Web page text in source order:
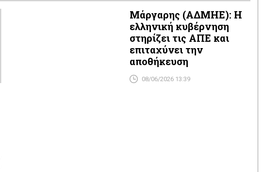
Μάργαρης (ΑΔΜΗΕ): Η
ελληνική κυβέρνηση
στηρίζει τις ΑΠΕ και
επιταχύνει την
αποθήκευση
08/06/2026 13:39